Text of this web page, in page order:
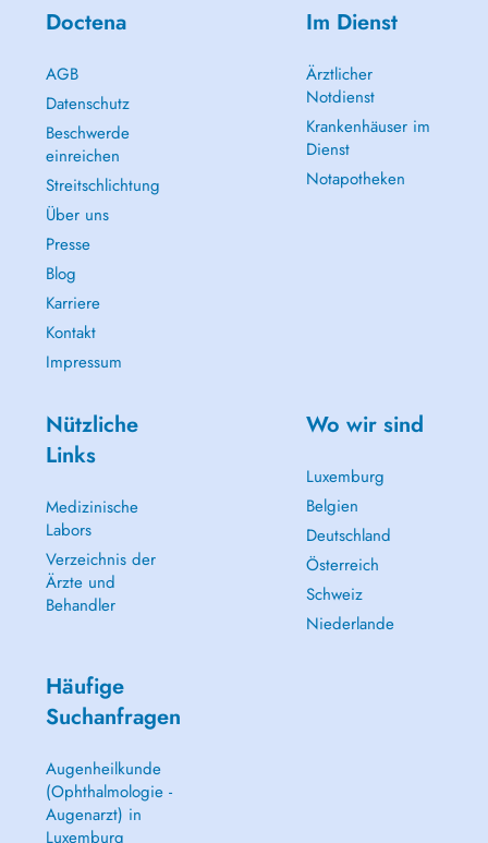
Doctena
AGB
Datenschutz
Beschwerde
einreichen
Streitschlichtung
Über uns
Presse
Blog
Karriere
Kontakt
Impressum
Im Dienst
Ärztlicher
Notdienst
Krankenhäuser im
Dienst
Notapotheken
Nützliche
Links
Medizinische
Labors
Verzeichnis der
Ärzte und
Behandler
Wo wir sind
Luxemburg
Belgien
Deutschland
Österreich
Schweiz
Niederlande
Häufige
Suchanfragen
Augenheilkunde
(Ophthalmologie -
Augenarzt) in
Luxemburg